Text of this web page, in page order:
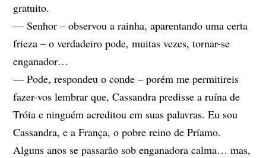
gratuito.
— Senhor – observou a rainha, aparentando uma certa
frieza – o verdadeiro pode, muitas vezes, tornar-se
enganador…
— Pode, respondeu o conde – porém me permitireis
fazer-vos lembrar que, Cassandra predisse a ruína de
Tróia e ninguém acreditou em suas palavras. Eu sou
Cassandra, e a França, o pobre reino de Príamo.
Alguns anos se passarão sob enganadora calma… mas,